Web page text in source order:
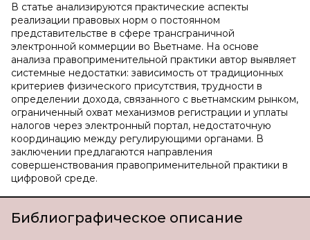
В статье анализируются практические аспекты
реализации правовых норм о постоянном
представительстве в сфере трансграничной
электронной коммерции во Вьетнаме. На основе
анализа правоприменительной практики автор выявляет
системные недостатки: зависимость от традиционных
критериев физического присутствия, трудности в
определении дохода, связанного с вьетнамским рынком,
ограниченный охват механизмов регистрации и уплаты
налогов через электронный портал, недостаточную
координацию между регулирующими органами. В
заключении предлагаются направления
совершенствования правоприменительной практики в
цифровой среде.
Библиографическое описание